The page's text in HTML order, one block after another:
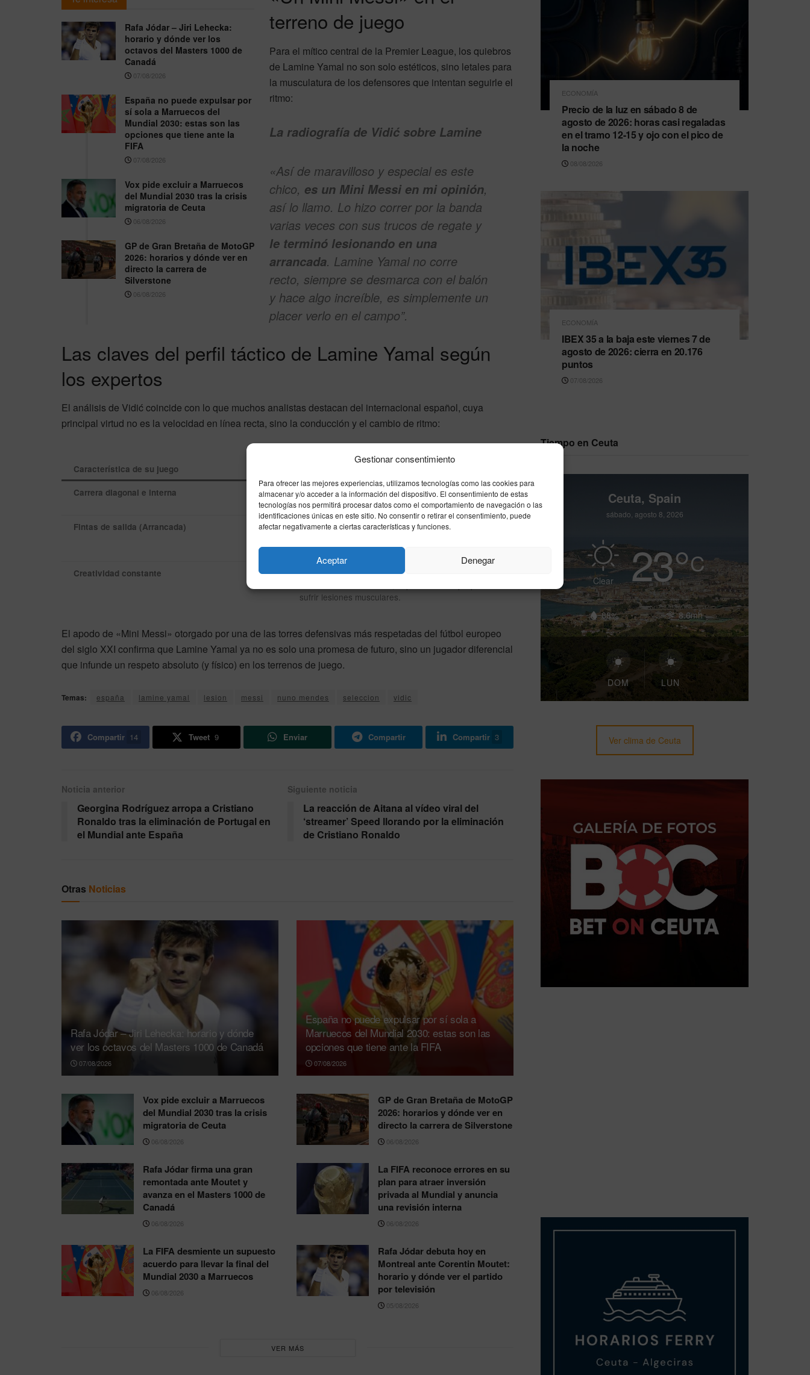
Gestionar consentimiento
Para ofrecer las mejores experiencias, utilizamos tecnologías como las cookies para
almacenar y/o acceder a la información del dispositivo. El consentimiento de estas
tecnologías nos permitirá procesar datos como el comportamiento de navegación o las
identificaciones únicas en este sitio. No consentir o retirar el consentimiento, puede
afectar negativamente a ciertas características y funciones.
Aceptar Denegar
Rafa Jódar – Jiri Lehecka:
horario y dónde ver los
octavos del Masters 1000 de
Canadá
07/08/2026
España no puede expulsar por
sí sola a Marruecos del
Mundial 2030: estas son las
opciones que tiene ante la
FIFA
07/08/2026
Vox pide excluir a Marruecos
del Mundial 2030 tras la crisis
migratoria de Ceuta
06/08/2026
GP de Gran Bretaña de MotoGP
2026: horarios y dónde ver en
directo la carrera de
Silverstone
06/08/2026
terreno de juego
Para el mítico central de la Premier League, los quiebros
de Lamine Yamal no son solo estéticos, sino letales para
la musculatura de los defensores que intentan seguirle el
ritmo:
La radiografía de Vidić sobre Lamine
«Así de maravilloso y especial es este
chico, es un Mini Messi en mi opinión,
así lo llamo. Lo hizo correr por la banda
varias veces con sus trucos de regate y
le terminó lesionando en una
arrancada. Lamine Yamal no corre
recto, siempre se desmarca con el balón
y hace algo increíble, es simplemente un
placer verlo en el campo”.
Las claves del perfil táctico de Lamine Yamal según
los expertos
El análisis de Vidić coincide con lo que muchos analistas destacan del internacional español, cuya
principal virtud no es la velocidad en línea recta, sino la conducción y el cambio de ritmo:
Característica de su juego
Carrera diagonal e interna
No busca la banda de forma previsible; recorta hacia
dentro destrozando la cintura de los laterales.
Fintas de salida (Arrancada)
Su aceleración tras el regate en seco exige una
milésimas de segundo.
Creatividad constante
Al estilo de Leo Messi, sus movimientos obligan al
sufrir lesiones musculares.
El apodo de «Mini Messi» otorgado por una de las torres defensivas más respetadas del fútbol europeo
del siglo XXI confirma que Lamine Yamal ya no es solo una promesa de futuro, sino un jugador diferencial
que infunde un respeto absoluto (y físico) en los terrenos de juego.
Temas: españa lamine yamal lesion messi nuno mendes seleccion vidic
Compartir 14 Tweet 9 Enviar Compartir Compartir 3
Noticia anterior
Georgina Rodríguez arropa a Cristiano
Ronaldo tras la eliminación de Portugal en
el Mundial ante España
Siguiente noticia
La reacción de Aitana al vídeo viral del
‘streamer’ Speed llorando por la eliminación
de Cristiano Ronaldo
Otras Noticias
Rafa Jódar – Jiri Lehecka: horario y dónde
ver los octavos del Masters 1000 de Canadá
07/08/2026
España no puede expulsar por sí sola a
Marruecos del Mundial 2030: estas son las
opciones que tiene ante la FIFA
07/08/2026
Vox pide excluir a Marruecos
del Mundial 2030 tras la crisis
migratoria de Ceuta
06/08/2026
GP de Gran Bretaña de MotoGP
2026: horarios y dónde ver en
directo la carrera de Silverstone
06/08/2026
Rafa Jódar firma una gran
remontada ante Moutet y
avanza en el Masters 1000 de
Canadá
06/08/2026
La FIFA reconoce errores en su
plan para atraer inversión
privada al Mundial y anuncia
una revisión interna
06/08/2026
La FIFA desmiente un supuesto
acuerdo para llevar la final del
Mundial 2030 a Marruecos
06/08/2026
Rafa Jódar debuta hoy en
Montreal ante Corentin Moutet:
horario y dónde ver el partido
por televisión
05/08/2026
VER MÁS
ECONOMÍA
Precio de la luz en sábado 8 de
agosto de 2026: horas casi regaladas
en el tramo 12-15 y ojo con el pico de
la noche
08/08/2026
ECONOMÍA
IBEX 35 a la baja este viernes 7 de
agosto de 2026: cierra en 20.176
puntos
07/08/2026
Tiempo en Ceuta
Ceuta, Spain
sábado, agosto 8, 2026
Clear 23°C
88% 8.6mh
DOM LUN
Ver clima de Ceuta